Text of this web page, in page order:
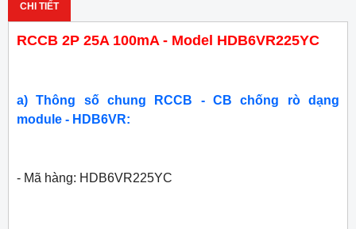
CHI TIẾT
RCCB 2P 25A 100mA - Model HDB6VR225YC
a) Thông số chung RCCB - CB chống rò dạng
module - HDB6VR:
- Mã hàng: HDB6VR225YC